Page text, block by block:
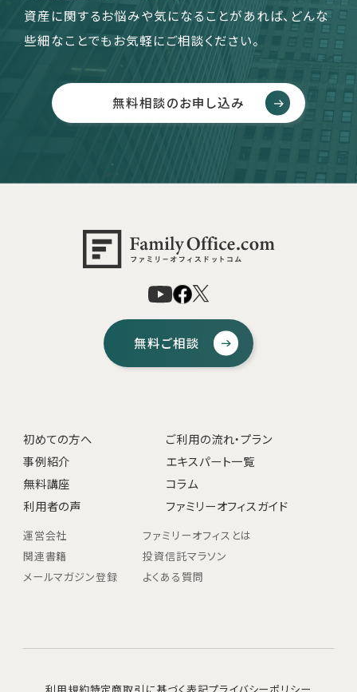
資産に関するお悩みや気になることがあれば、どんな
些細なことでもお気軽にご相談ください。
無料相談のお申し込み
無料ご相談
初めての方へ
ご利用の流れ・プラン
事例紹介
エキスパート一覧
無料講座
コラム
利用者の声
ファミリーオフィスガイド
運営会社
ファミリーオフィスとは
関連書籍
投資信託マラソン
メールマガジン登録
よくある質問